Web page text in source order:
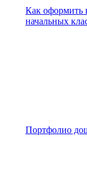
Как оформить
начальных
Портфолио